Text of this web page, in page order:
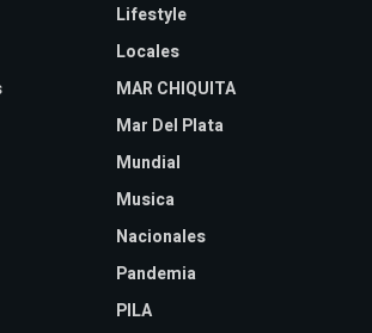
Lifestyle
Locales
MAR CHIQUITA
Mar Del Plata
Mundial
Musica
Nacionales
Pandemia
PILA